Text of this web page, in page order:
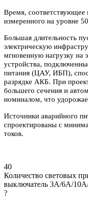
Время, соответствующее
измеренного на уровне
Большая длительность
электрическую
мгновенную нагрузку на
устройства,
питания (ЦАУ, ИБП),
разрядке АКБ. При
большего сечения и
номиналом, что
Источники аварийного
спроектированы с
токов.
40
Количество световых
выключатель 3А/6А/
?